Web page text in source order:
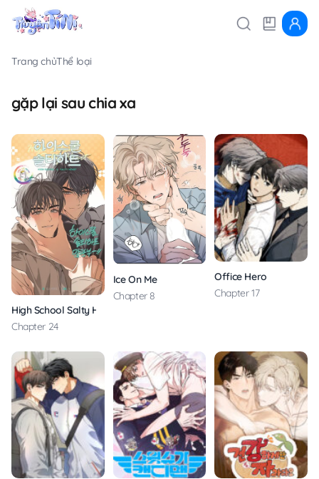
Trang chủThể loại
gặp lại sau chia xa
High School Salty Heart
Chapter 24
Ice On Me
Chapter 8
Office Hero
Chapter 17